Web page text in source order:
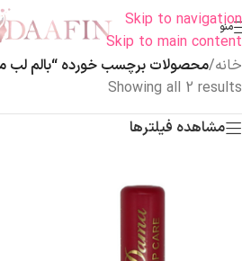
Skip to navigation
Skip to main content
منو
خانه/محصولات برچسب خورده “بالم لب
Showing all 2 results
مشاهده فیلترها